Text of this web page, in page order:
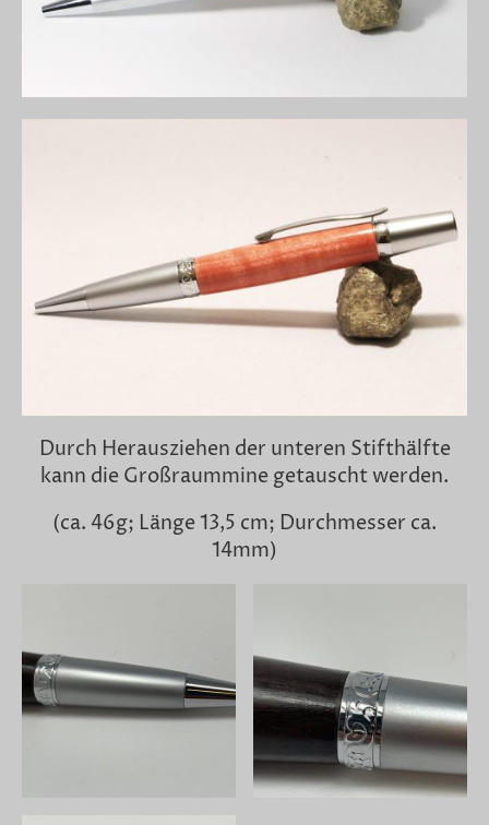
Durch Herausziehen der unteren Stifthälfte
kann die Großraummine getauscht werden.
(ca. 46g; Länge 13,5 cm; Durchmesser ca.
14mm)